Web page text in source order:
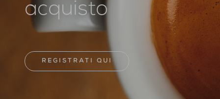
acquisto
REGISTRATI QUI